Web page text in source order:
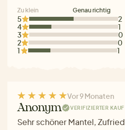
5
2
4
1
3
0
2
0
1
1
Zu klein Genau richtig
Vor 9 Monaten
Anonym VERIFIZIERTER KAUF
Sehr schöner Mantel,